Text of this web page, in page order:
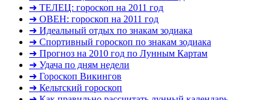
➜ ТЕЛЕЦ: гороскоп на 2011 год
➜ ОВЕН: гороскоп на 2011 год
➜ Идеальный отдых по знакам зодиака
➜ Спортивный гороскоп по знакам зодиака
➜ Прогноз на 2010 год по Лунным Картам
➜ Удача по дням недели
➜ Гороскоп Викингов
➜ Кельтский гороскоп